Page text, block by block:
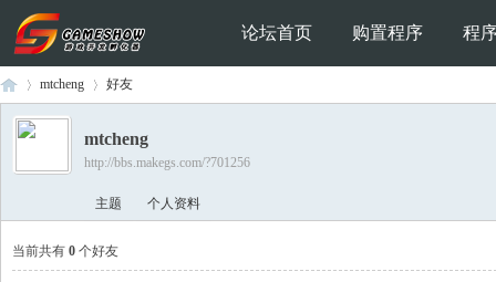
论坛首页 购置程序 程
›
mtcheng 好友
mtcheng
http://bbs.makegs.com/?701256
主题 个人资料
当前共有 0 个好友